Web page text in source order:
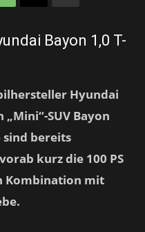
Bayon 1,0 T-
Hyundai
SUV Bayon
bereits
kurz die 100 PS
Kombination mit